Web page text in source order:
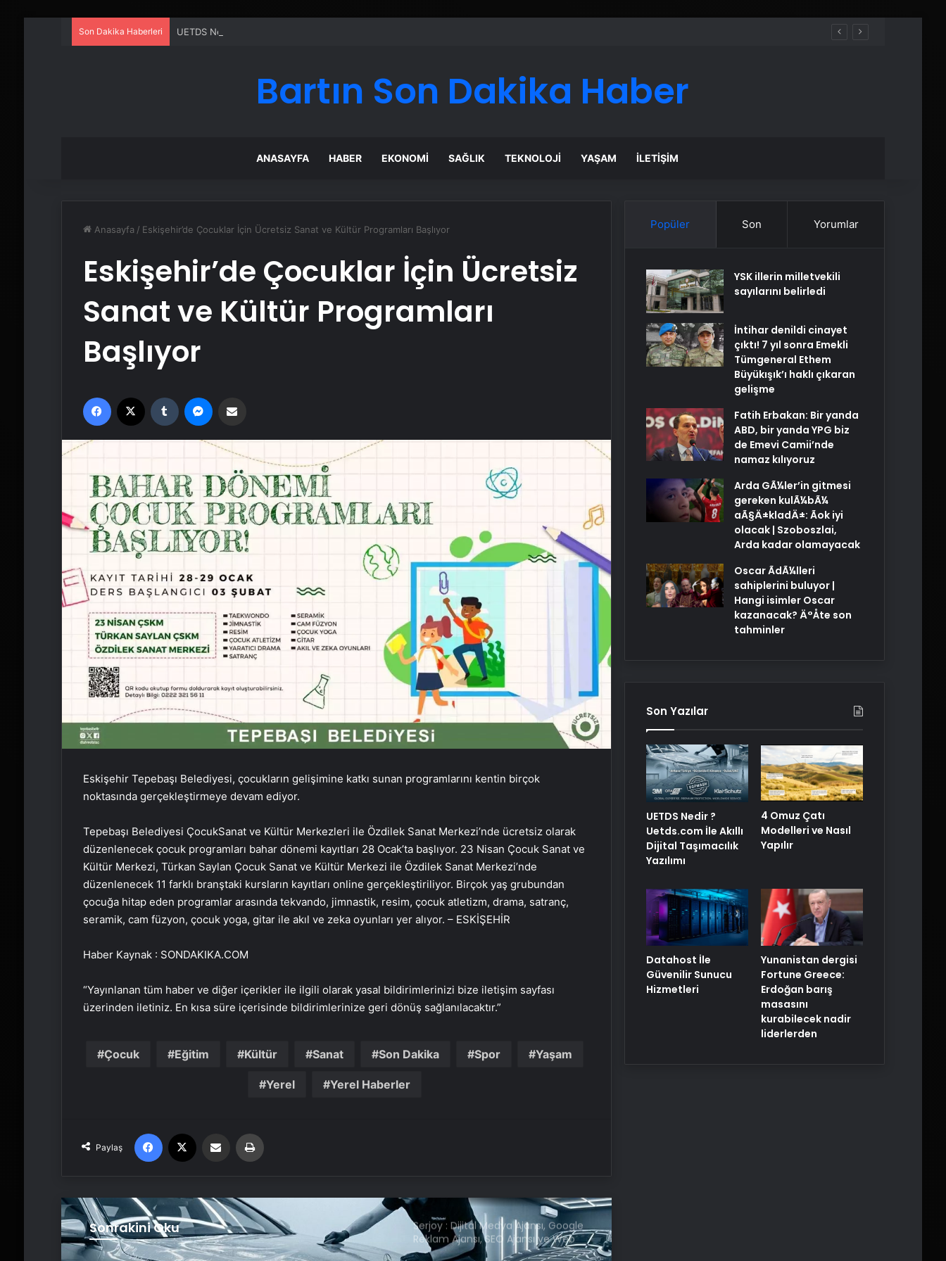
Son Dakika Haberleri UETDS Nedir ? Uetds.com İle Akıllı Dijital Taşımacılık Yazılımı
Bartın Son Dakika Haber
ANASAYFA HABER EKONOMI SAĞLIK TEKNOLOJI YAŞAM İLETIŞIM
Anasayfa / Eskişehir’de Çocuklar İçin Ücretsiz Sanat ve Kültür Programları Başlıyor
Eskişehir’de Çocuklar İçin Ücretsiz
Sanat ve Kültür Programları
Başlıyor
Facebook Tumblr
Eskişehir Tepebaşı Belediyesi, çocukların gelişimine katkı sunan programlarını kentin birçok
noktasında gerçekleştirmeye devam ediyor.
Tepebaşı Belediyesi ÇocukSanat ve Kültür Merkezleri ile Özdilek Sanat Merkezi’nde ücretsiz olarak
düzenlenecek çocuk programları bahar dönemi kayıtları 28 Ocak’ta başlıyor. 23 Nisan Çocuk Sanat ve
Kültür Merkezi, Türkan Saylan Çocuk Sanat ve Kültür Merkezi ile Özdilek Sanat Merkezi’nde
düzenlenecek 11 farklı branştaki kursların kayıtları online gerçekleştiriliyor. Birçok yaş grubundan
çocuğa hitap eden programlar arasında tekvando, jimnastik, resim, çocuk atletizm, drama, satranç,
seramik, cam füzyon, çocuk yoga, gitar ile akıl ve zeka oyunları yer alıyor. – ESKİŞEHİR
Haber Kaynak : SONDAKIKA.COM
“Yayınlanan tüm haber ve diğer içerikler ile ilgili olarak yasal bildirimlerinizi bize iletişim sayfası
üzerinden iletiniz. En kısa süre içerisinde bildirimlerinize geri dönüş sağlanılacaktır.”
Çocuk Eğitim Kültür Sanat Son Dakika Spor Yaşam
Yerel Yerel Haberler
Paylaş
Facebook Email'den paylaş
Sonrakini Oku
Direğe çarptığı için bağırsakları
yırtılmıştı! Taiwo Awoniyi yapay
sonra Emekli Tümgeneral Ethem
Büyükışık’ı haklı çıkaran gelişme
sürücüsüne 276 bin TL ceza
Serjoy : Dijital Medya Ajansı, Google
Reklam Ajansı, SEO Ajansı ve Web
Tasarım Ajansı
Popüler Son Yorumlar
YSK illerin milletvekili
sayılarını belirledi
İntihar denildi cinayet
çıktı! 7 yıl sonra Emekli
Tümgeneral Ethem
Büyükışık’ı haklı çıkaran
gelişme
Fatih Erbakan: Bir yanda
ABD, bir yanda YPG biz
de Emevi Camii’nde
namaz kılıyoruz
Arda GÃ¼ler’in gitmesi
gereken kulÃ¼bÃ¼
aÃ§Ä±kladÄ±: Ãok iyi
olacak | Szoboszlai,
Arda kadar olamayacak
Oscar ÃdÃ¼lleri
sahiplerini buluyor |
Hangi isimler Oscar
kazanacak? Ä°Åte son
tahminler
Son Yazılar
UETDS Nedir ?
Uetds.com İle Akıllı
Dijital Taşımacılık
Yazılımı
4 Omuz Çatı
Modelleri ve Nasıl
Yapılır
Datahost İle
Güvenilir Sunucu
Hizmetleri
Yunanistan dergisi
Fortune Greece:
Erdoğan barış
masasını
kurabilecek nadir
liderlerden